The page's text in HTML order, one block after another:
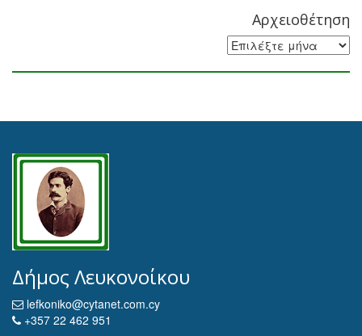
Αρχειοθέτηση
Αρχειοθέτηση
Δήμος Λευκονοίκου
lefkoniko@cytanet.com.cy
+357 22 462 951